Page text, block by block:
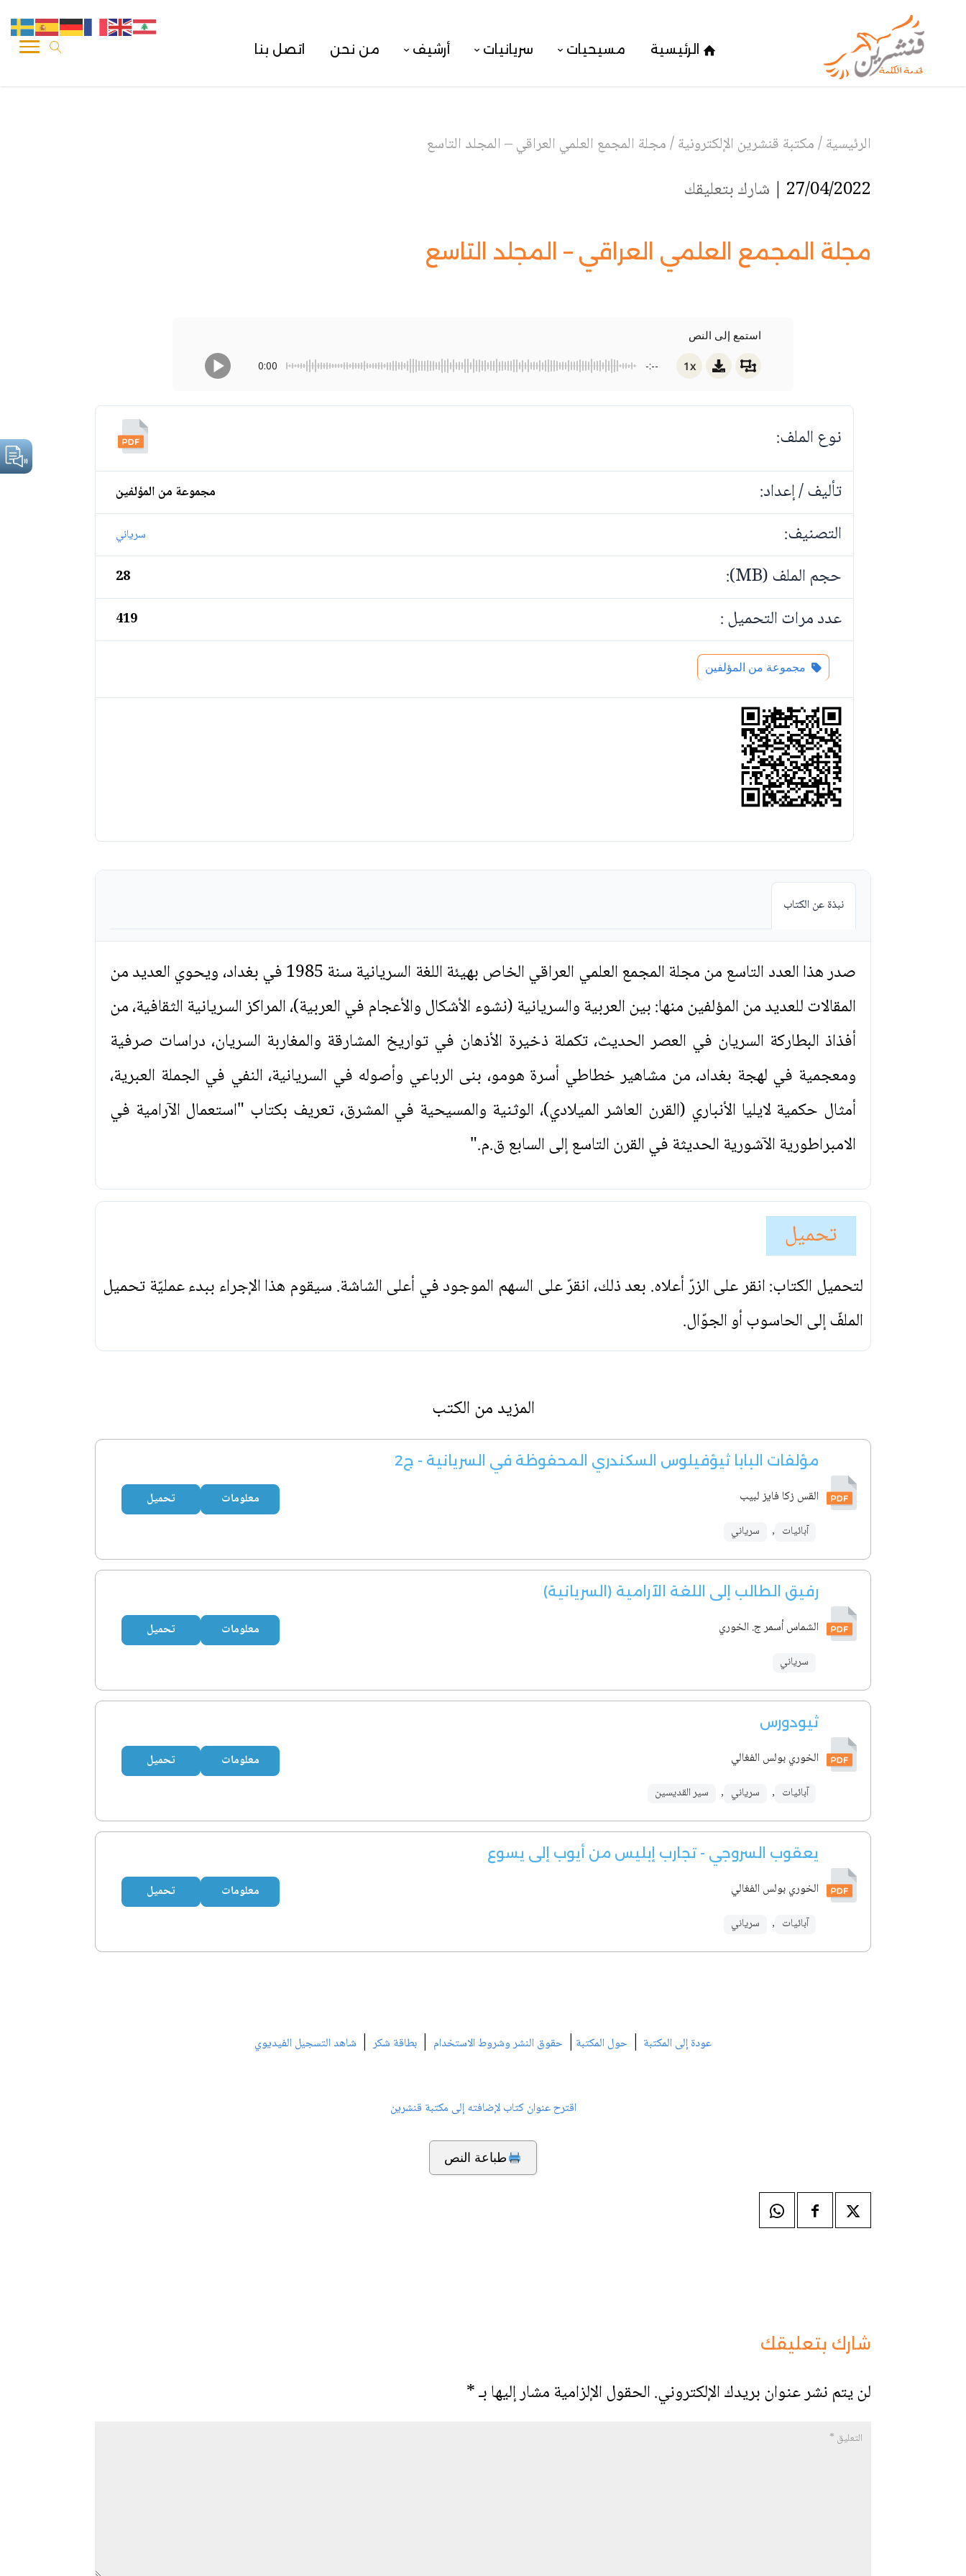
الرئيسية مسيحيات سريانيات أرشيف من نحن اتصل بنا
الرئيسية/مكتبة قنشرين الإلكترونية/مجلة المجمع العلمي العراقي – المجلد التاسع
27/04/2022 | شارك بتعليقك
مجلة المجمع العلمي العراقي – المجلد التاسع
استمع إلى النص
0:00 -:-- 1x
نوع الملف:
تأليف / إعداد:
مجموعة من المؤلفين
التصنيف: سرياني
حجم الملف (MB): 28
عدد مرات التحميل : 419
مجموعة من المؤلفين
نبذة عن الكتاب
صدر هذا العدد التاسع من مجلة المجمع العلمي العراقي الخاص بهيئة اللغة السريانية سنة 1985 في بغداد، ويحوي العديد من
المقالات للعديد من المؤلفين منها: بين العربية والسريانية (نشوء الأشكال والأعجام في العربية)، المراكز السريانية الثقافية، من
أفذاذ البطاركة السريان في العصر الحديث، تكملة ذخيرة الأذهان في تواريخ المشارقة والمغاربة السريان، دراسات صرفية
ومعجمية في لهجة بغداد، من مشاهير خطاطي أسرة هومو، بنى الرباعي وأصوله في السريانية، النفي في الجملة العبرية،
أمثال حكمية لايليا الأنباري (القرن العاشر الميلادي)، الوثنية والمسيحية في المشرق، تعريف بكتاب "استعمال الآرامية في
الامبراطورية الآشورية الحديثة في القرن التاسع إلى السابع ق.م."
تحميل
لتحميل الكتاب: انقر على الزرّ أعلاه. بعد ذلك، انقرّ على السهم الموجود في أعلى الشاشة. سيقوم هذا الإجراء ببدء عمليّة تحميل
الملفّ إلى الحاسوب أو الجوّال.
المزيد من الكتب
مؤلفات البابا ثيؤفيلوس السكندري المحفوظة في السريانية - ج2
القس زكا فايز لبيب
آبائيات , سرياني
معلومات تحميل
رفيق الطالب إلى اللغة الآرامية (السريانية)
الشماس أسمر ج. الخوري
سرياني
معلومات تحميل
ثيودورس
الخوري بولس الفغالي
آبائيات , سرياني , سير القديسين
معلومات تحميل
يعقوب السروجي - تجارب إبليس من أيوب إلى يسوع
الخوري بولس الفغالي
آبائيات , سرياني
معلومات تحميل
عودة إلى المكتبة | حول المكتبة | حقوق النشر وشروط الاستخدام | بطاقة شكر| شاهد التسجيل الفيديوي
اقترح عنوان كتاب لإضافته إلى مكتبة قنشرين
طباعة النص
شارك بتعليقك
لن يتم نشر عنوان بريدك الإلكتروني.الحقول الإلزامية مشار إليها بـ*